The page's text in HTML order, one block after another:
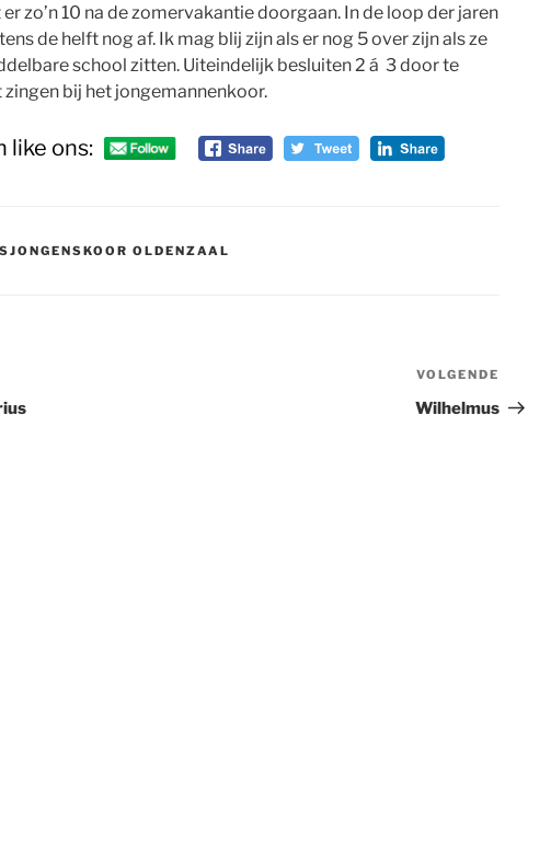
zo’n 10 na de zomervakantie doorgaan. In de loop der jaren
de helft nog af. Ik mag blij zijn als er nog 5 over zijn als ze
school zitten. Uiteindelijk besluiten 2 á 3 door te
zingen bij het jongemannenkoor.
like ons:
OLDENZAAL
bericht
VOLGENDE
Wilhelmus